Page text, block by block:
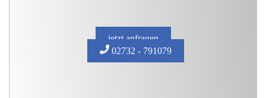
jetzt anfragen
02732 - 791079